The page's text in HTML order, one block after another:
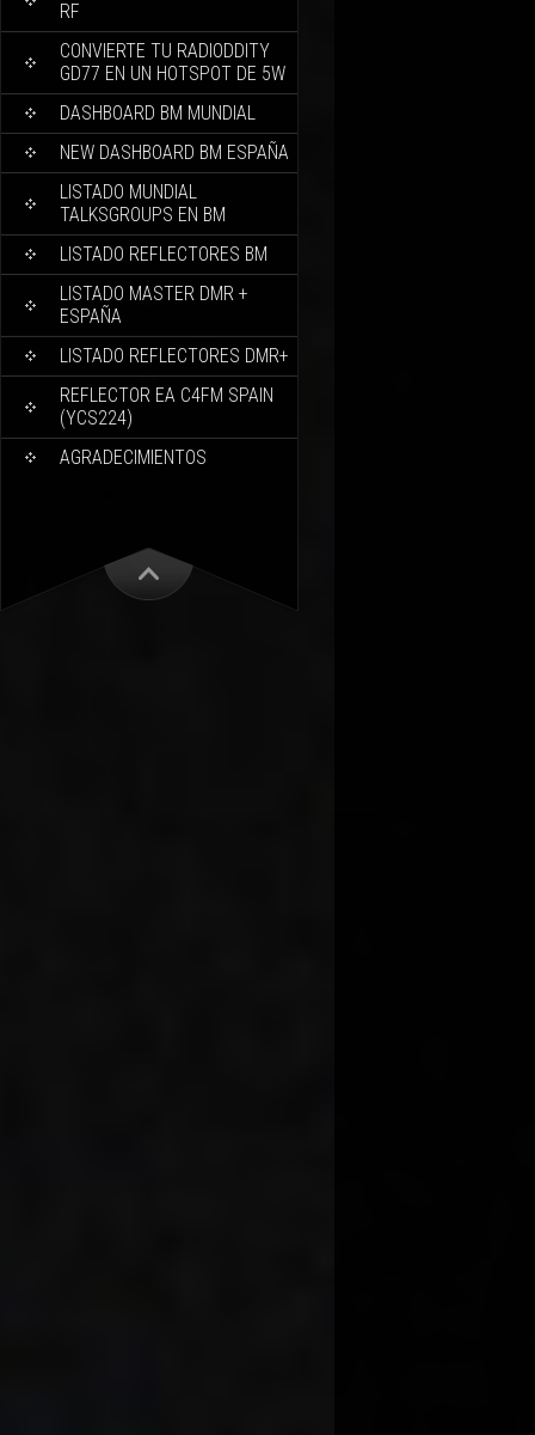
RF
CONVIERTE TU RADIODDITY
GD77 EN UN HOTSPOT DE 5W
DASHBOARD BM MUNDIAL
NEW DASHBOARD BM ESPAÑA
LISTADO MUNDIAL
TALKSGROUPS EN BM
LISTADO REFLECTORES BM
LISTADO MASTER DMR +
ESPAÑA
LISTADO REFLECTORES DMR+
REFLECTOR EA C4FM SPAIN
(YCS224)
AGRADECIMIENTOS